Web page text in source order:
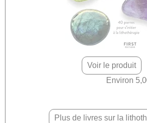
Voir le produit
Environ
Plus de livres sur la